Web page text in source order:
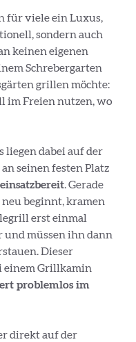
für viele ein Luxus,
sondern auch
keinen eigenen
Schrebergarten
grillen möchte:
im Freien nutzen, wo
liegen dabei auf der
seinen festen Platz
. Gerade
neu beginnt, kramen
erst einmal
und müssen ihn dann
Dieser
einem Grillkamin
problemlos im
direkt auf der